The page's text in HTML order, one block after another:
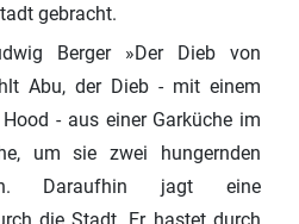
gebracht.
Berger »Der Dieb von
Abu, der Dieb - mit einem
- aus einer Garküche im
um sie zwei hungernden
Daraufhin jagt eine
die Stadt. Er hastet durch